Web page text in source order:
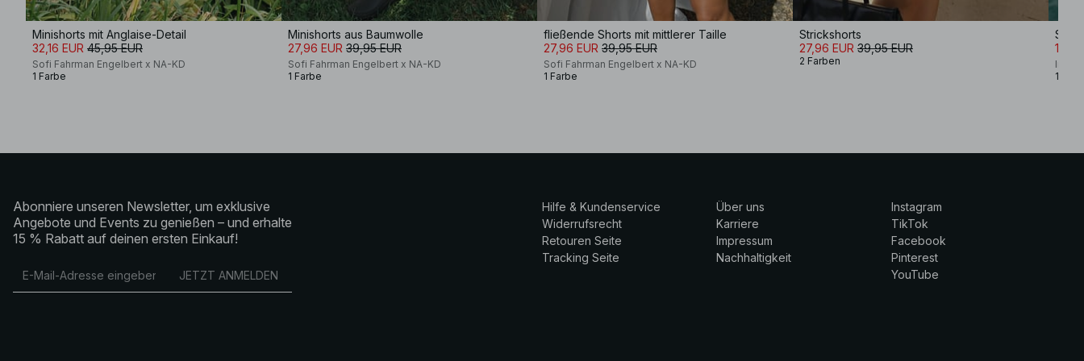
Minishorts mit Anglaise-Detail
32,16 EUR 45,95 EUR
Sofi Fahrman Engelbert x NA-KD
1 Farbe
Minishorts aus Baumwolle
27,96 EUR 39,95 EUR
Sofi Fahrman Engelbert x NA-KD
1 Farbe
fließende Shorts mit mittlerer Taille
27,96 EUR 39,95 EUR
Sofi Fahrman Engelbert x NA-KD
1 Farbe
Strickshorts
27,96 EUR 39,95 EUR
2 Farben
Ines
1
Abonniere unseren Newsletter, um exklusive
Angebote und Events zu genießen – und erhalte
15 % Rabatt auf deinen ersten Einkauf!
JETZT ANMELDEN
Hilfe & Kundenservice
Widerrufsrecht
Retouren Seite
Tracking Seite
Über uns
Karriere
Impressum
Nachhaltigkeit
Instagram
TikTok
Facebook
Pinterest
YouTube